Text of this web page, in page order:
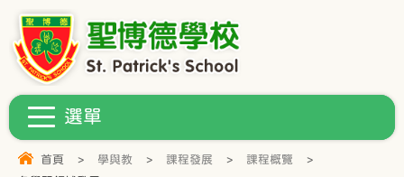
首頁 > 學與教 > 課程發展 > 課程概覽
>